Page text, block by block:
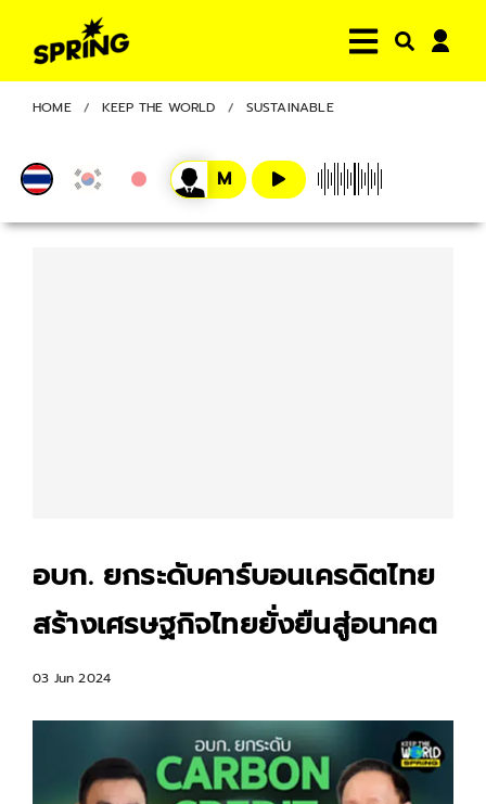
HOME KEEP THE WORLD SUSTAINABLE
อบก. ยกระดับคาร์บอนเครดิตไทย
สร้างเศรษฐกิจไทยยั่งยืนสู่อนาคต
03 Jun 2024